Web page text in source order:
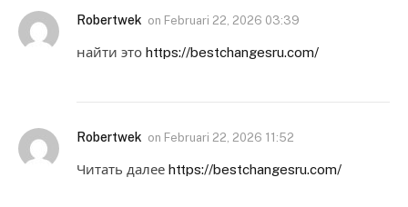
Robertwek on Februari 22, 2026 03:39
найти это https://bestchangesru.com/
Robertwek on Februari 22, 2026 11:52
Читать далее https://bestchangesru.com/